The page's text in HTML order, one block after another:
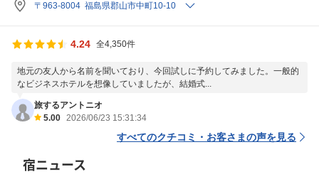
〒963-8004 福島県郡山市中町10-10
4.24 全4,350件
地元の友人から名前を聞いており、今回試しに予約してみました。一般的
なビジネスホテルを想像していましたが、結婚式...
旅するアントニオ
5.00 2026/06/23 15:31:34
すべてのクチコミ・お客さまの声を見る
宿ニュース